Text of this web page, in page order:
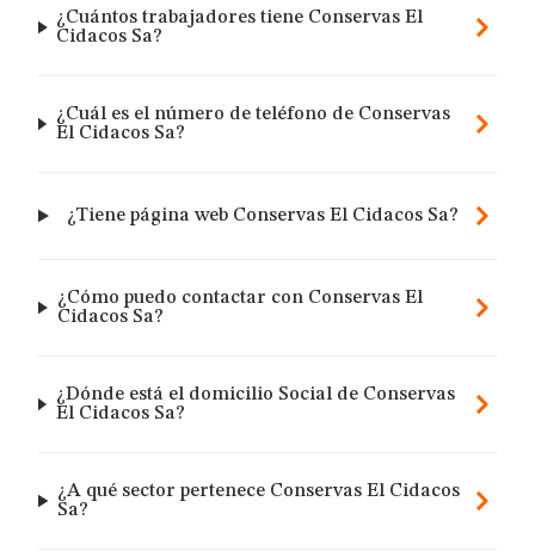
¿Cuántos trabajadores tiene Conservas El
Cidacos Sa?
¿Cuál es el número de teléfono de Conservas
El Cidacos Sa?
¿Tiene página web Conservas El Cidacos Sa?
¿Cómo puedo contactar con Conservas El
Cidacos Sa?
¿Dónde está el domicilio Social de Conservas
El Cidacos Sa?
¿A qué sector pertenece Conservas El Cidacos
Sa?